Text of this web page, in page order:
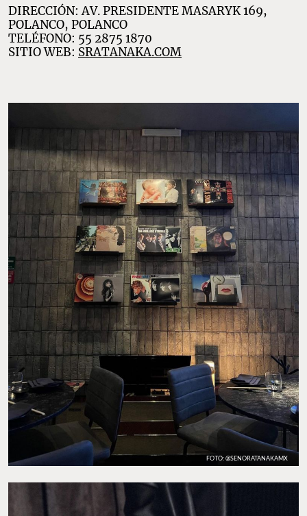
DIRECCIÓN: AV. PRESIDENTE MASARYK 169,
POLANCO, POLANCO
TELÉFONO: 55 2875 1870
SITIO WEB: SRATANAKA.COM
FOTO: @SENORATANAKAMX